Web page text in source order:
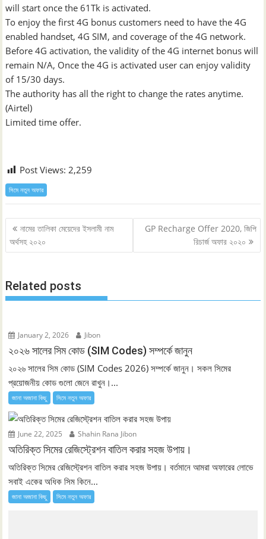
will start once the 61Tk is activated.
To enjoy the first 4G bonus customers need to have the 4G
enabled handset, 4G SIM, and coverage of the 4G network.
Before 4G activation, the validity of the 4G internet bonus will
remain N/A, Once the 4G is activated user can enjoy validity
of 15/30 days.
The authority has all the right to change the rates anytime.
(Airtel)
Limited time offer.
Post Views: 2,259
সিমে নতুন ‍অফার
Post
navigation
নামের তালিকা মেয়েদের ইসলামী নাম
অর্থসহ ২০২০
GP Recharge Offer 2020, জিপি
রিচার্জ অফার ২০২০
Related posts
January 2, 2026 Jibon
২০২৬ সালের সিম কোড (SIM Codes) সম্পর্কে জানুন
২০২৬ সালের সিম কোড (SIM Codes 2026) সম্পর্কে জানুন। সকল সিমের
প্রয়োজনীয় কোড গুলো জেনে রাখুন।...
জানা অজানা কিছু সিমে নতুন ‍অফার
June 22, 2025 Shahin Rana Jibon
অতিরিক্ত সিমের রেজিস্ট্রেশন বাতিল করার সহজ উপায়।
অতিরিক্ত সিমের রেজিস্ট্রেশন বাতিল করার সহজ উপায়। বর্তমানে আমরা অফারের লোভে
সবাই একের অধিক সিম কিনে...
জানা অজানা কিছু সিমে নতুন ‍অফার